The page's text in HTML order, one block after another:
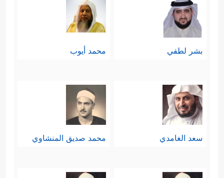
بشر لطفي محمد أيوب
سعد الغامدي محمد صديق المنشاوي